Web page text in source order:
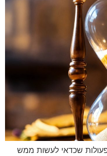
שכדאי לעשות ממש